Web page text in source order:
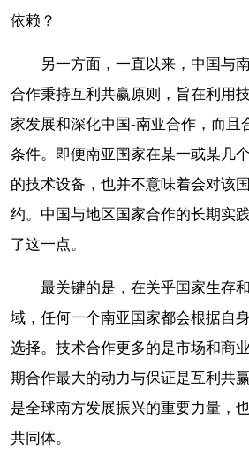
依赖？
另一方面，一直以来，中国与
合作秉持互利共赢原则，旨在利用
家发展和深化中国-南亚合作，而且
条件。即便南亚国家在某一或某几
的技术设备，也并不意味着会对该
约。中国与地区国家合作的长期实
了这一点。
最关键的是，在关乎国家生存
域，任何一个南亚国家都会根据自
选择。技术合作更多的是市场和商
期合作最大的动力与保证是互利共
是全球南方发展振兴的重要力量，
共同体。